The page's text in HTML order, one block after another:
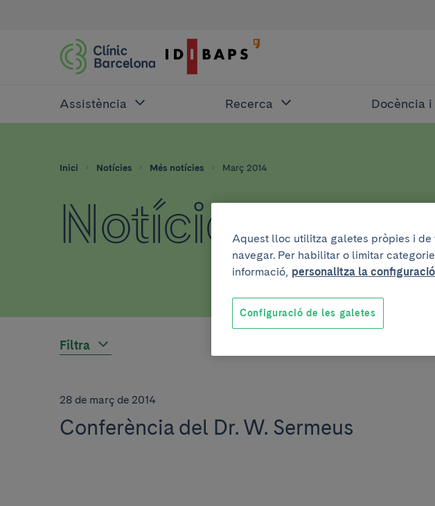
Assistència Recerca Docència
Inici Notícies Més notícies Març 2014
Notícies de
Filtra
28 de març de 2014
Conferència del Dr. W. Sermeus
Aquest lloc utilitza galetes pròpies i
navegar. Per habilitar o limitar
informació, personalitza la
Configuració de les galetes